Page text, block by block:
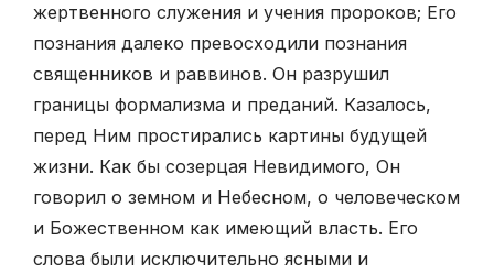
жертвенного служения и учения пророков; Его
познания далеко превосходили познания
священников и раввинов. Он разрушил
границы формализма и преданий. Казалось,
перед Ним простирались картины будущей
жизни. Как бы созерцая Невидимого, Он
говорил о земном и Небесном, о человеческом
и Божественном как имеющий власть. Его
слова были исключительно ясными и